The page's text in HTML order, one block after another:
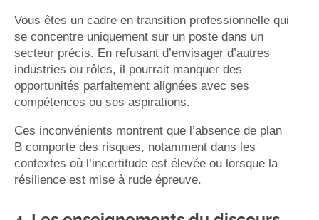
Vous êtes un cadre en transition professionnelle qui
se concentre uniquement sur un poste dans un
secteur précis. En refusant d’envisager d’autres
industries ou rôles, il pourrait manquer des
opportunités parfaitement alignées avec ses
compétences ou ses aspirations.
Ces inconvénients montrent que l’absence de plan
B comporte des risques, notamment dans les
contextes où l’incertitude est élevée ou lorsque la
résilience est mise à rude épreuve.